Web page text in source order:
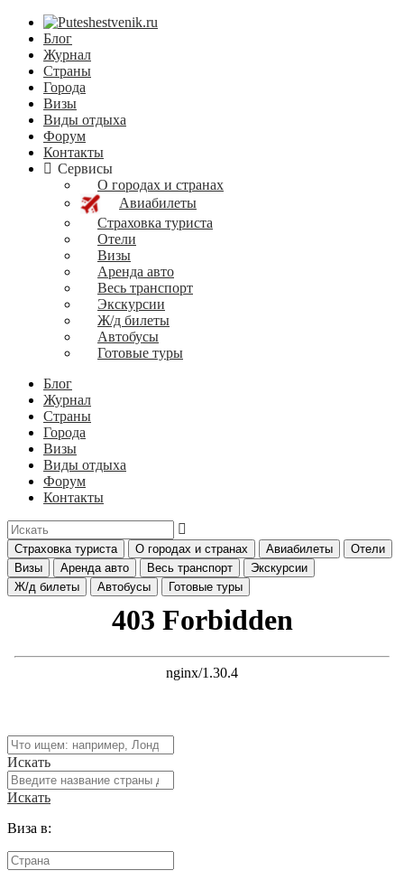
Блог
Журнал
Страны
Города
Визы
Виды отдыха
Форум
Контакты
Сервисы
О городах и странах
Авиабилеты
Страховка туриста
Отели
Визы
Аренда авто
Весь транспорт
Экскурсии
Ж/д билеты
Автобусы
Готовые туры
Блог
Журнал
Страны
Города
Визы
Виды отдыха
Форум
Контакты
Страховка туриста О городах и странах Авиабилеты
Отели
Визы
Аренда авто Весь транспорт
Экскурсии
Ж/д билеты
Автобусы Готовые туры
Искать
Искать
Виза в: